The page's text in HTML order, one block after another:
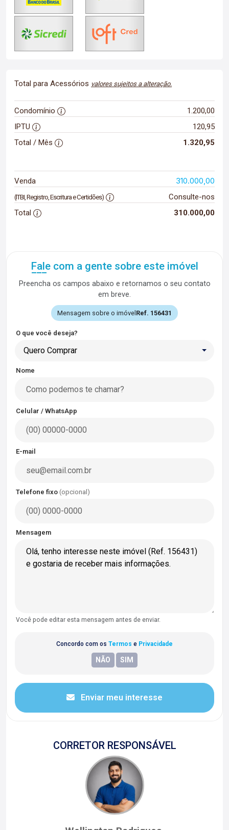
Total para Acessórios valores sujeitos a alteração.
Condomínio
1.200,00
IPTU
120,95
Total / Mês
1.320,95
Venda 310.000,00
(ITBI, Registro, Escritura e Certidões)
Consulte-nos
Total
310.000,00
Fale com a gente sobre este imóvel
Preencha os campos abaixo e retornamos o seu contato
em breve.
Mensagem sobre o imóvel Ref. 156431
O que você deseja?
Quero Comprar
Nome
Celular / WhatsApp
E-mail
Telefone fixo (opcional)
Mensagem
Você pode editar esta mensagem antes de enviar.
Concordo com os Termos e Privacidade
Enviar meu interesse
CORRETOR RESPONSÁVEL